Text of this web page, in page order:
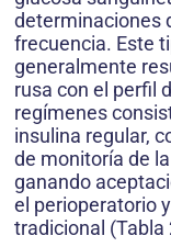
determinaciones
frecuencia. Este
generalmente
rusa con el perfil
regímenes
insulina regular,
de monitoría de
ganando
el perioperatorio
tradicional (Tabla